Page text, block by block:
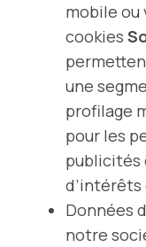
mobile ou
cookies
une
profilage
pour les
publicités
Données
notre